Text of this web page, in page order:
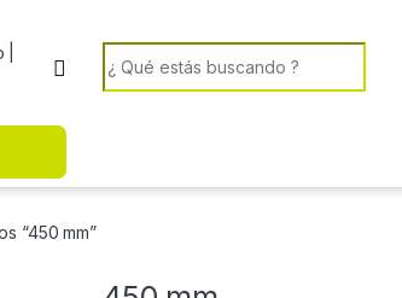
Search for:
“450 mm”